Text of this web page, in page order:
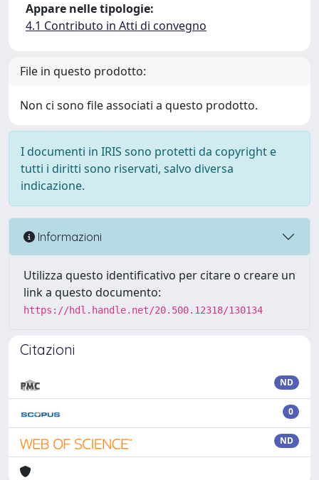
Appare nelle tipologie:
4.1 Contributo in Atti di convegno
File in questo prodotto:
Non ci sono file associati a questo prodotto.
I documenti in IRIS sono protetti da copyright e
tutti i diritti sono riservati, salvo diversa
indicazione.
Informazioni
Utilizza questo identificativo per citare o creare un
link a questo documento:
https://hdl.handle.net/20.500.12318/130134
Citazioni
ND
0
ND